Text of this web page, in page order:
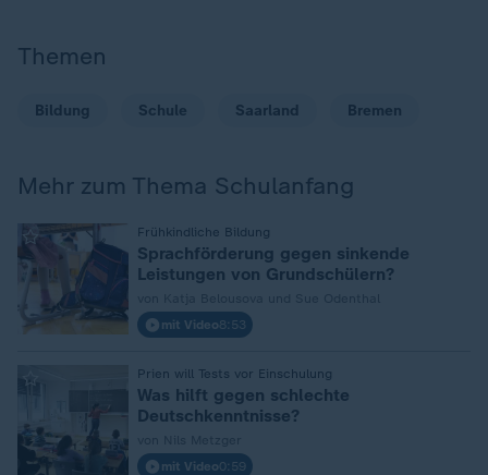
Themen
Bildung Schule Saarland Bremen
Mehr zum Thema Schulanfang
Frühkindliche Bildung
Sprachförderung gegen sinkende
Leistungen von Grundschülern?
mit Video8:53
Prien will Tests vor Einschulung
Was hilft gegen schlechte
Deutschkenntnisse?
mit Video0:59